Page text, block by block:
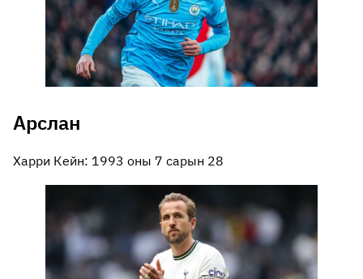
Арслан
Харри Кейн: 1993 оны 7 сарын 28